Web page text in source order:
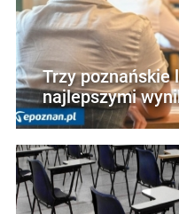
Trzy poznańskie
najlepszymi